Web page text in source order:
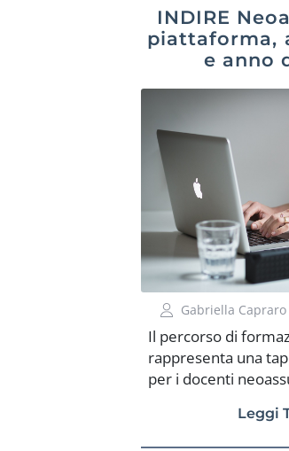
INDIRE
piattaforma,
e anno
Gabriella Capraro
Il percorso di
rappresenta una
per i docenti
Leggi